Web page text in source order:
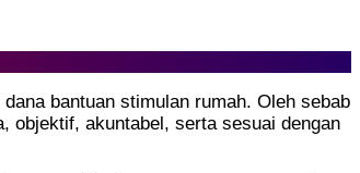
bantuan stimulan rumah. Oleh sebab
objektif, akuntabel, serta sesuai dengan